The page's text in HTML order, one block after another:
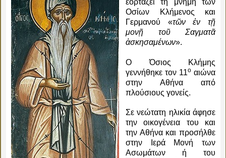
εορτάζει τη μνήμη των
Οσίων Κλήμενος και
Γερμανού «τῶν ἐν τῇ
μονῇ τοῦ Σαγματᾶ
ἀσκησαμένων».
Ο Όσιος Κλήμης
γεννήθηκε τον 11ο αιώνα
στην Αθήνα από
πλούσιους γονείς.
Σε νεώτατη ηλικία άφησε
την οικογένεια του και
την Αθήνα και προσήλθε
στην Ιερά Μονή των
Ασωμάτων ή του